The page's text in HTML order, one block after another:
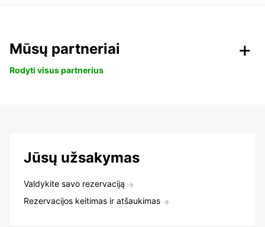
Mūsų partneriai
Rodyti visus partnerius
Jūsų užsakymas
Valdykite savo rezervaciją
Rezervacijos keitimas ir atšaukimas